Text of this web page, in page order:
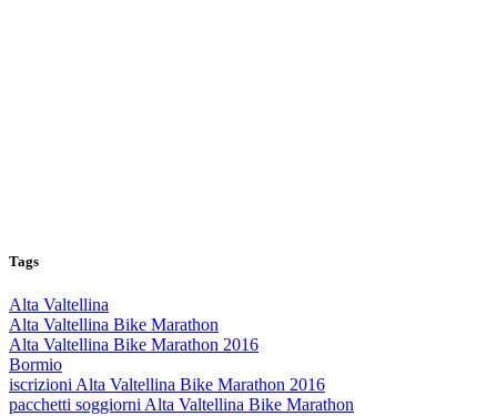
Tags
Alta Valtellina
Alta Valtellina Bike Marathon
Alta Valtellina Bike Marathon 2016
Bormio
iscrizioni Alta Valtellina Bike Marathon 2016
pacchetti soggiorni Alta Valtellina Bike Marathon